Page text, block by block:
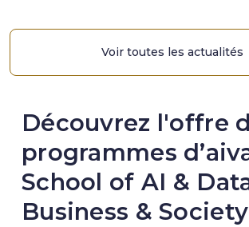
Voir toutes les actualités
Découvrez l'offre
programmes
School of AI &
Business & Society